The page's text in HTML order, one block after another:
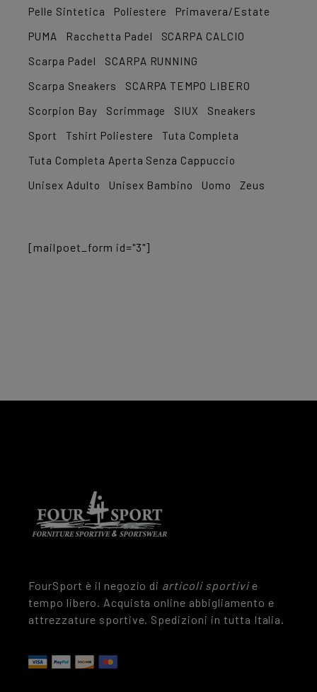
Pelle Sintetica
Poliestere
Primavera/Estate
PUMA
Racchetta Padel
SCARPA CALCIO
Scarpa Padel
SCARPA RUNNING
Scarpa Sneakers
SCARPA TEMPO LIBERO
Scorpion Bay
Scrimmage SIUX
Sneakers
Sport
Tshirt Poliestere
Tuta Completa
Tuta Completa Aperta Senza Cappuccio
Unisex Adulto
Unisex Bambino Uomo Zeus
[mailpoet_form id="3"]
FourSport è il negozio di articoli sportivie
tempo libero. Acquista online abbigliamento e
attrezzature sportive. Spedizioni in tutta Italia.